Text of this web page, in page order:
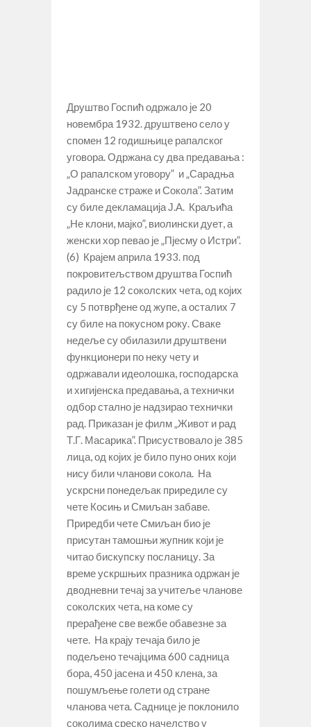
Друштво Госпић одржало је 20
новембра 1932. друштвено село у
спомен 12 годишњице рапалског
уговора. Одржана су два предавања :
„О рапалском уговору” и „Сарадња
Јадранске страже и Сокола”. Затим
су биле декламација Ј.А. Краљића
„Не клони, мајко”, виолински дует, а
женски хор певао је „Пјесму о Истри”.
(6) Крајем априла 1933. под
покровитељством друштва Госпић
радило је 12 соколских чета, од којих
су 5 потврђене од жупе, а осталих 7
су биле на покусном року. Сваке
недеље су обилазили друштвени
функционери по неку чету и
одржавали идеолошка, господарска
и хигијенска предавања, а технички
одбор стално је надзирао технички
рад. Приказан је филм „Живот и рад
Т.Г. Масарика”. Присуствовало је 385
лица, од којих је било пуно оних који
нису били чланови сокола. На
ускрсни понедељак приредиле су
чете Косињ и Смиљан забаве.
Приредби чете Смиљан био је
присутан тамошњи жупник који је
читао бискупску посланицу. За
време ускршњих празника одржан је
дводневни течај за учитеље чланове
соколских чета, на коме су
прерађене све вежбе обавезне за
чете. На крају течаја било је
подељено течајцима 600 садница
бора, 450 јасена и 450 клена, за
пошумљење голети од стране
чланова чета. Саднице је поклонило
соколима среско начелство у